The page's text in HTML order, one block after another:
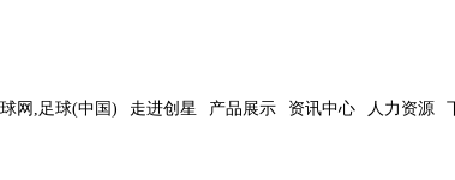
网,足球(中国) 走进创星 产品展示 资讯中心 人力资源